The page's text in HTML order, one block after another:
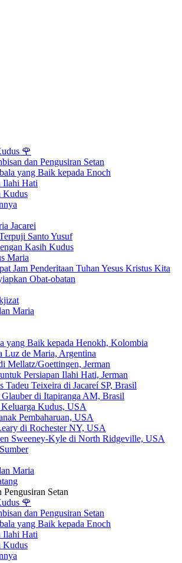
🌹
dan Pengusiran Setan
yang Baik kepada Enoch
Ilahi Hati
Kudus
Jacarei
Santo Yusuf
Kasih Kudus
Maria
Jam Penderitaan Tuhan Yesus Kristus Kita
Obat-obatan
Maria
yang Baik kepada Henokh, Kolombia
Luz de Maria, Argentina
Mellatz/Goettingen, Jerman
Persiapan Ilahi Hati, Jerman
Tadeu Teixeira di Jacareí SP, Brasil
Glauber di Itapiranga AM, Brasil
Keluarga Kudus, USA
Pembaharuan, USA
di Rochester NY, USA
Sweeney-Kyle di North Ridgeville, USA
Maria
Pengusiran Setan
🌹
dan Pengusiran Setan
yang Baik kepada Enoch
Ilahi Hati
Kudus